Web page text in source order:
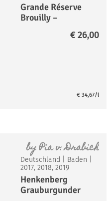
Grande Réserve
Brouilly –
€ 26,00
€ 34,67/l
byPia v. Drabich
Deutschland Baden
2017, 2018, 2019
Henkenberg
Grauburgunder